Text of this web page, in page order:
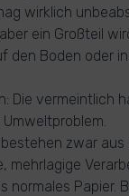
wirklich
ein Großteil
den Boden oder
Die vermeintlich
zwar aus
mehrlagige
normales Papier.